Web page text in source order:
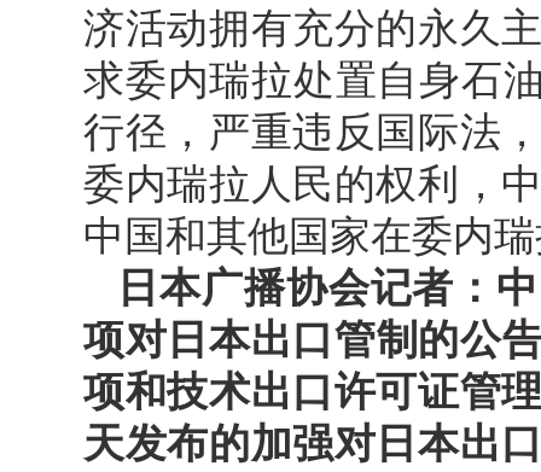
济活动拥有充分的永久
求委内瑞拉处置自身石
行径，严重违反国际法
委内瑞拉人民的权利，
中国和其他国家在委内
日本广播协会记者：
项对日本出口管制的公
项和技术出口许可证管
天发布的加强对日本出